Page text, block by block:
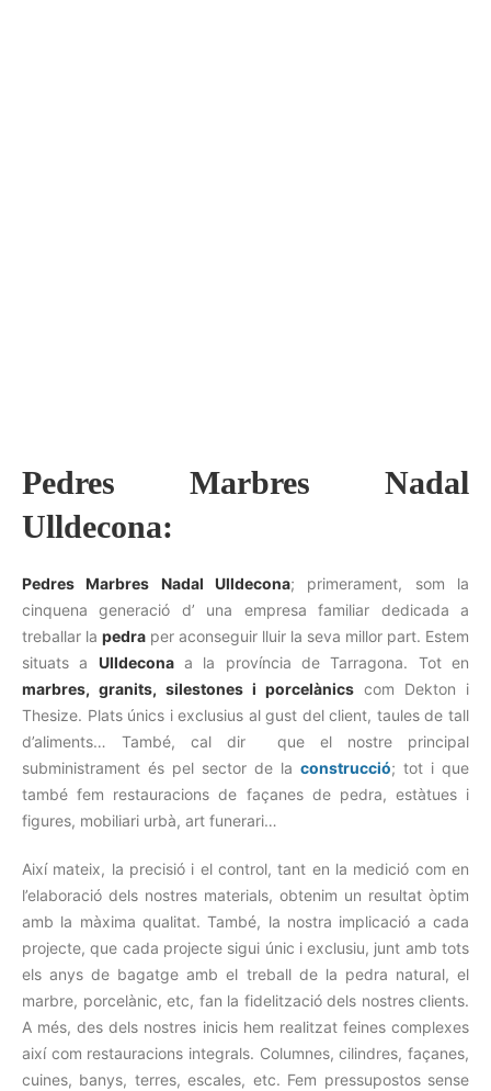
Pedres Marbres Nadal
Ulldecona:
Pedres Marbres Nadal Ulldecona; primerament, som la
cinquena generació d’ una empresa familiar dedicada a
treballar la pedra per aconseguir lluir la seva millor part. Estem
situats a Ulldeconaa la província de Tarragona. Tot en
marbres, granits, silestones i porcelànics com Dekton i
Thesize. Plats únics i exclusius al gust del client, taules de tall
d’aliments… També, cal dir que el nostre principal
subministrament és pel sector de la construcció; tot i que
també fem restauracions de façanes de pedra, estàtues i
figures, mobiliari urbà, art funerari…
Així mateix, la precisió i el control, tant en la medició com en
l’elaboració dels nostres materials, obtenim un resultat òptim
amb la màxima qualitat. També, la nostra implicació a cada
projecte, que cada projecte sigui únic i exclusiu, junt amb tots
els anys de bagatge amb el treball de la pedra natural, el
marbre, porcelànic, etc, fan la fidelització dels nostres clients.
A més, des dels nostres inicis hem realitzat feines complexes
així com restauracions integrals. Columnes, cilindres, façanes,
cuines, banys, terres, escales, etc. Fem pressupostos sense